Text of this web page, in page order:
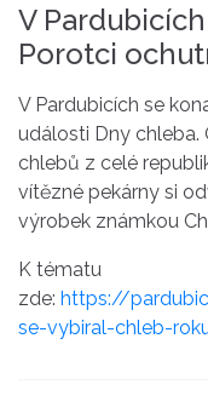
V
Porotci
V Pardubicích se
události Dny
chlebů z celé
vítězné pekárny si
výrobek známkou
K tématu
zde: https://
se-vybiral-chleb-